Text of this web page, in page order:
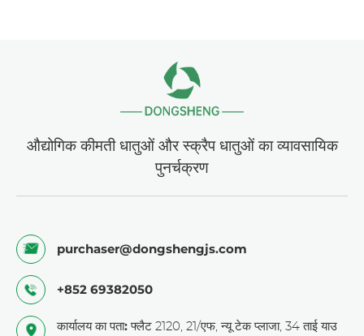
औद्योगिक कीमती धातुओं और स्क्रैप धातुओं का व्यावसायिक
पुनर्चक्रण
purchaser@dongshengjs.com
+852 69382050
कार्यालय का पता: फ्लैट 2120, 21/एफ, न्यू टेक प्लाजा, 34 ताई याउ